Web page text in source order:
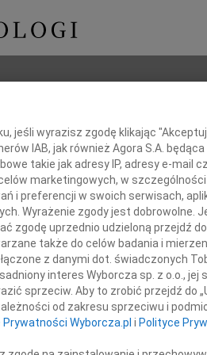
z powodu śmierci
jeśli wyrazisz zgodę klikając
IAB, jak również Agora S.A.
takie jak adresy IP, adresy e-mail
marketingowych, w
i preferencji w swoich serwisach,
Wyrażenie zgody jest dobrowolne.
zgodę uprzednio udzieloną przejdź do
także do celów badania i
z danymi dot. świadczonych
interes Wyborcza sp. z o.o., jej
sprzeciw. Aby to zrobić przejdź do
od zakresu sprzeciwu i
Prywatności Wyborcza.pl i Polityce